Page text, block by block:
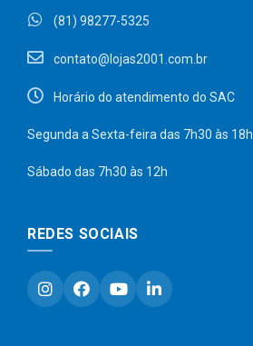
(81) 98277-5325
contato@lojas2001.com.br
Horário do atendimento do SAC
Segunda a Sexta-feira das 7h30 às 18h
Sábado das 7h30 às 12h
REDES SOCIAIS